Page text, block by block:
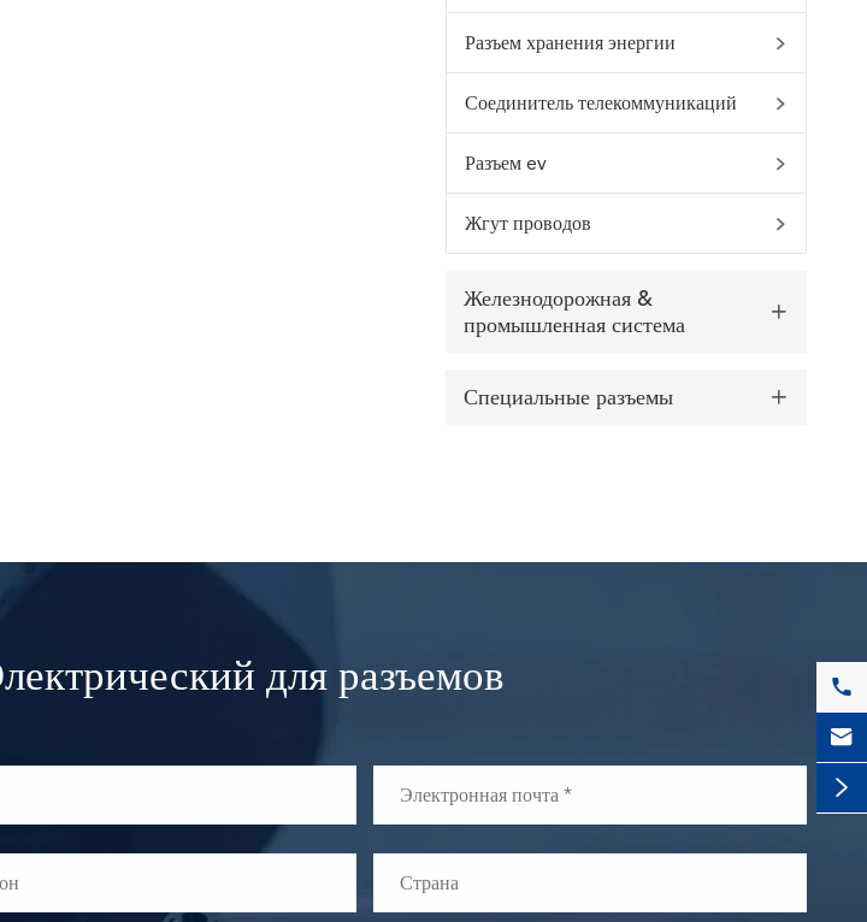
Разъем хранения энергии 
Соединитель телекоммуникаций 
Разъем ev 
Жгут проводов 
Железнодорожная &
промышленная система

Специальные разъемы 
для разъемов



WhatsApp (如 +85291234567)